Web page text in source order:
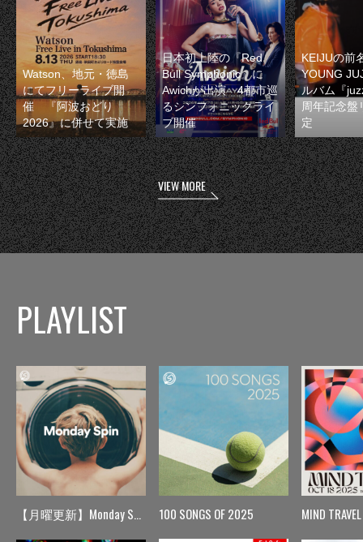
Watson、地元・徳島
にてフリーライブ開
催 『阿波おどり
2026』に併せて実施
日本初上陸の『Red
Bull Symphonic』に
Awichが出演 4都市巡
るシンフォニックライ
ブ開催
KEIJUの前
YOUNG
ルバム『
周年記念盤
定
VIEW MORE
PLAYLIST
【月曜更新】Monday Spin 100 SONGS OF 2025 MIND TRAVEL